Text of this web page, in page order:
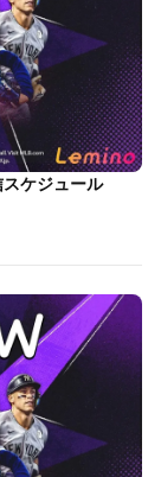
ケジュール